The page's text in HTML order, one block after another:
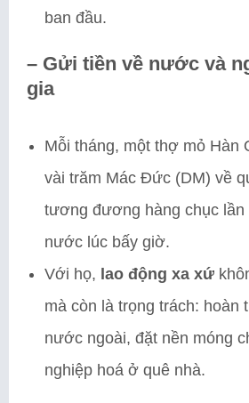
ban đầu.
– Gửi tiền về nước và
gia
Mỗi tháng, một thợ mỏ Hàn
vài trăm Mác Đức (DM) về
tương đương hàng chục
nước lúc bấy giờ.
Với họ, lao động xa xứ
mà còn là trọng trách: hoàn
nước ngoài, đặt nền móng
nghiệp hoá ở quê nhà.